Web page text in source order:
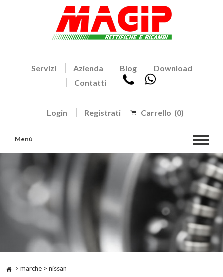
Servizi Azienda Blog
Download
Contatti
Login Registrati Carrello (0)
Menù
> marche > nissan